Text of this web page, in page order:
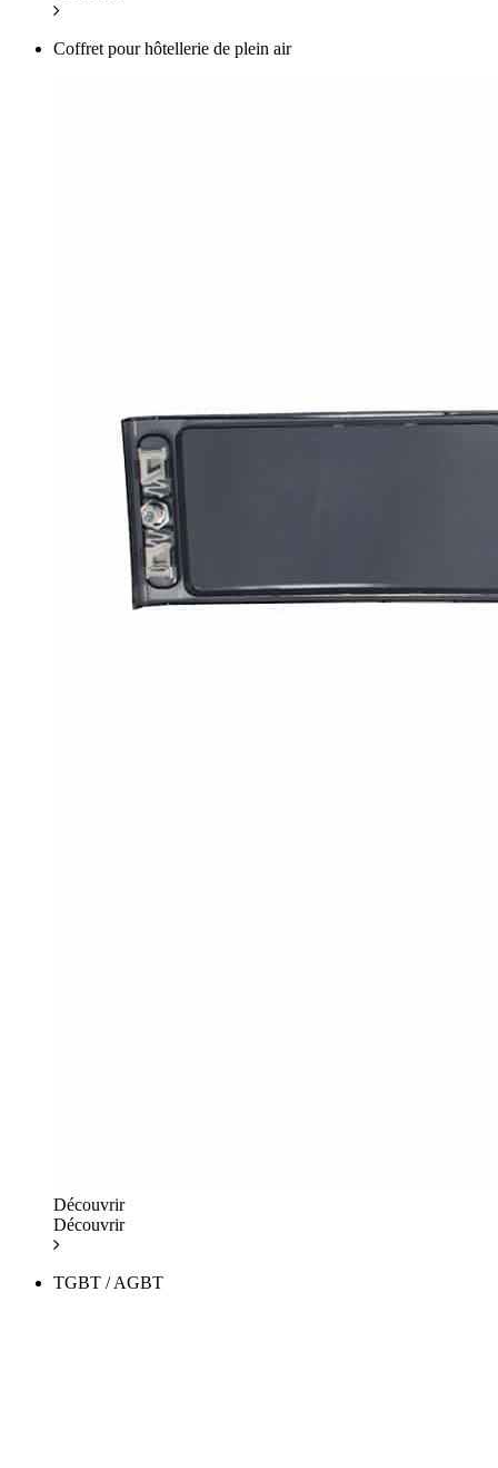
Coffret pour hôtellerie de plein air
Découvrir
Découvrir
TGBT / AGBT